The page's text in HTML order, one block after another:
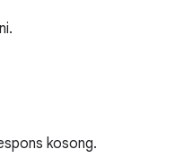
kosong.